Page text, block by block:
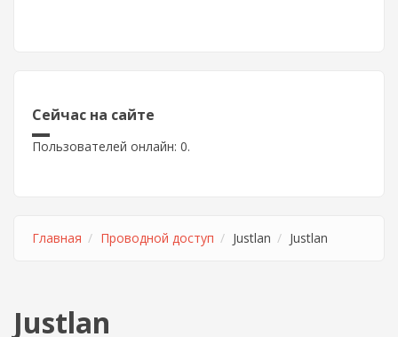
Сейчас на сайте
Пользователей онлайн: 0.
Главная Проводной доступ Justlan Justlan
Justlan